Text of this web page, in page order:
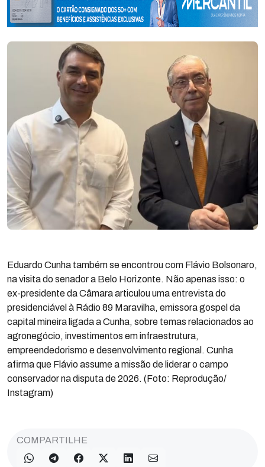
Eduardo Cunha também se encontrou com Flávio Bolsonaro,
na visita do senador a Belo Horizonte. Não apenas isso: o
ex-presidente da Câmara articulou uma entrevista do
presidenciável à Rádio 89 Maravilha, emissora gospel da
capital mineira ligada a Cunha, sobre temas relacionados ao
agronegócio, investimentos em infraestrutura,
empreendedorismo e desenvolvimento regional. Cunha
afirma que Flávio assume a missão de liderar o campo
conservador na disputa de 2026. (Foto: Reprodução/
Instagram)
COMPARTILHE